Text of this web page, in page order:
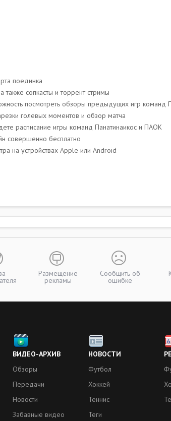
поединка
сопкасты и торрент стримы
посмотреть обзоры предыдущих игр
голевых моментов и обзор матча
расписание игры команд Панатинаикос и ПАОК
совершенно бесплатно
на устройствах Apple или Android
Размещение
рекламы
Сообщить об
ошибке
ВИДЕО-АРХИВ
Обзоры
Передачи
Новости
Забавные видео
НОВОСТИ
Футбол
Хоккей
Теннис
Теги